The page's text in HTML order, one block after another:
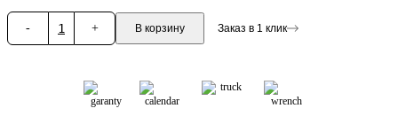
- 1 + В корзину Заказ в 1 клик